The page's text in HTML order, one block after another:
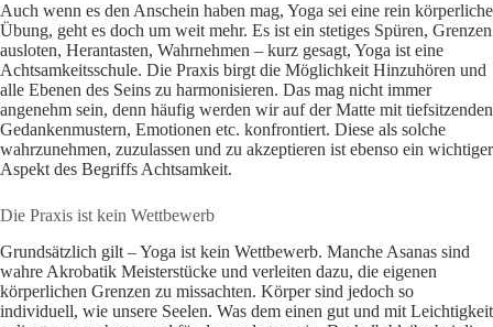
Auch wenn es den Anschein haben mag, Yoga sei eine rein körperliche
Übung, geht es doch um weit mehr. Es ist ein stetiges Spüren, Grenzen
ausloten, Herantasten, Wahrnehmen – kurz gesagt, Yoga ist eine
Achtsamkeitsschule. Die Praxis birgt die Möglichkeit Hinzuhören und
alle Ebenen des Seins zu harmonisieren. Das mag nicht immer
angenehm sein, denn häufig werden wir auf der Matte mit tiefsitzenden
Gedankenmustern, Emotionen etc. konfrontiert. Diese als solche
wahrzunehmen, zuzulassen und zu akzeptieren ist ebenso ein wichtiger
Aspekt des Begriffs Achtsamkeit.
Die Praxis ist kein Wettbewerb
Grundsätzlich gilt – Yoga ist kein Wettbewerb. Manche Asanas sind
wahre Akrobatik Meisterstücke und verleiten dazu, die eigenen
körperlichen Grenzen zu missachten. Körper sind jedoch so
individuell, wie unsere Seelen. Was dem einen gut und mit Leichtigkeit